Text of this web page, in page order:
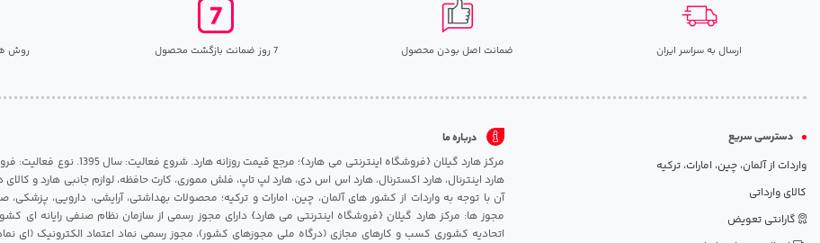
ارسال به سراسر ایران ضمانت اصل بودن محصول 7 روز ضمانت بازگشت محصول روش
دسترسی سریع
واردات از آلمان، چین، امارات، ترکیه
کالای وارداتی
گارانتی تعویض
درباره ما
مرکز هارد گیلان {فروشگاه اینترنتی می هارد}؛ مرجع قیمت
هارد اینترنال، هارد اکسترنال، هارد اس اس دی، هارد لپ تاپ، فلش مموری، کارت حافظه، لوازم جانبی هارد و کالای
آن با توجه به واردات از کشور های آلمان، چین، امارات و ترکیه؛ محصولات بهداشتی، آرایشی، دارویی، پزشکی،
مجوز ها: مرکز هارد گیلان {فروشگاه اینترنتی می هارد} دارای مجوز رسمی از سازمان نظام صنفی رایانه ای
اتحادیه کشوری کسب و کارهای مجازی (درگاه ملی مجوزهای کشور)، مجوز رسمی نماد اعتماد الکترونیک (ای